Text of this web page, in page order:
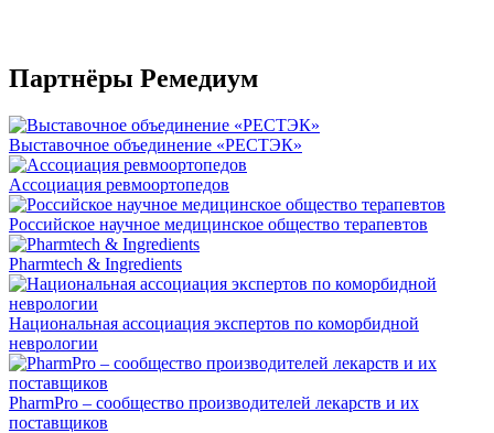
Партнёры Ремедиум
Выставочное объединение «РЕСТЭК»
Ассоциация ревмоортопедов
Российское научное медицинское общество терапевтов
Pharmtech & Ingredients
Национальная ассоциация экспертов по коморбидной
неврологии
PharmPro – сообщество производителей лекарств и их
поставщиков